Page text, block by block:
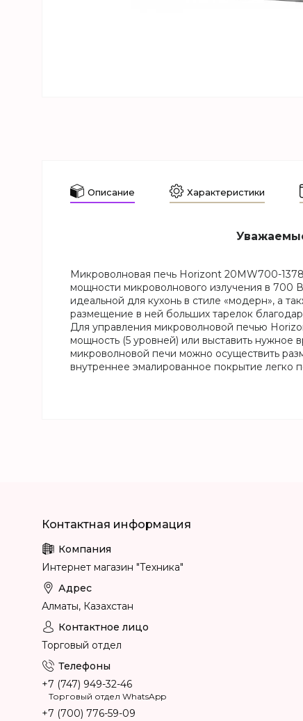
Описание Характеристики
Микроволновая печь Horizont 20MW700-
мощности микроволнового излучения в 700
идеальной для кухонь в стиле «модерн», а
размещение в ней больших тарелок
Для управления микроволновой печью
мощность (5 уровней) или выставить нужное
микроволновой печи можно осуществить
внутреннее эмалированное покрытие легко
Интернет магазин "Техника"
Алматы, Казахстан
Торговый отдел
+7 (747) 949-32-46
Торговый отдел WhatsApp
+7 (700) 776-59-09